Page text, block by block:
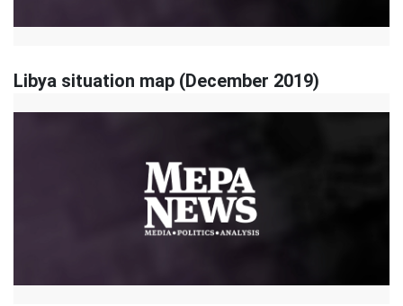
Libya situation map (December 2019)